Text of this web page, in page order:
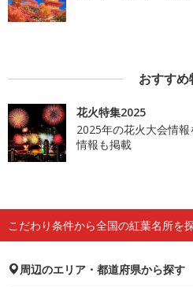
おすすめ
花火特集2025
2025年の花火大会情
情報も掲載
こだわり条件から全国の紅葉名所を
周辺のエリア・都道府県から探す